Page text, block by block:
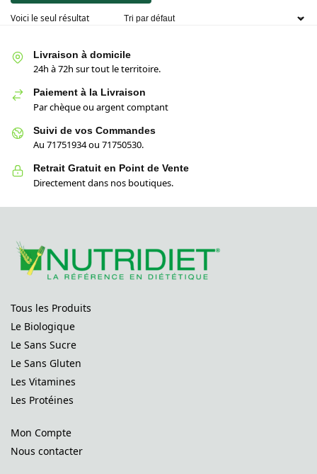
Voici le seul résultat
Livraison à domicile
24h à 72h sur tout le territoire.
Paiement à la Livraison
Par chèque ou argent comptant
Suivi de vos Commandes
Au 71751934 ou 71750530.
Retrait Gratuit en Point de Vente
Directement dans nos boutiques.
Tous les Produits
Le Biologique
Le Sans Sucre
Le Sans Gluten
Les Vitamines
Les Protéines
Mon Compte
Nous contacter